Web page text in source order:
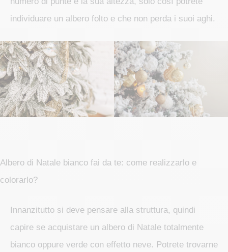
individuare un albero folto e che non perda i suoi aghi.
Albero di Natale bianco fai da te: come realizzarlo e
colorarlo?
Innanzitutto si deve pensare alla struttura, quindi
capire se acquistare un albero di Natale totalmente
bianco oppure verde con effetto neve. Potrete trovarne